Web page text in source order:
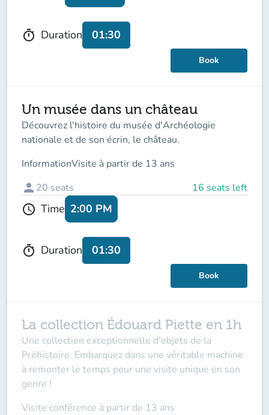
timer Duration 01:30
Book
Un musée dans un château
Découvrez l'histoire du musée d'Archéologie
nationale et de son écrin, le château.
InformationVisite à partir de 13 ans
person 20 seats 16 seats left
schedule Time 2:00 PM
timer Duration 01:30
Book
La collection Édouard Piette en 1h
Une collection exceptionnelle d'objets de la
Préhistoire. Embarquez dans une véritable machine
à remonter le temps pour une visite unique en son
genre !
Visite conférence à partir de 13 ans